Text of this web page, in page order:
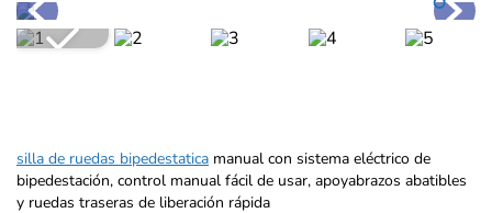
silla de ruedas bipedestatica manual con sistema eléctrico de
bipedestación, control manual fácil de usar, apoyabrazos abatibles
y ruedas traseras de liberación rápida